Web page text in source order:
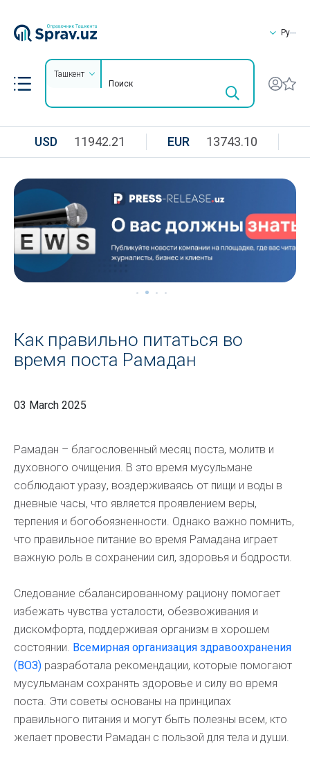
Ру
Ташкент
USD 11942.21 EUR 13743.10
Как правильно питаться во
время поста Рамадан
03 March 2025
Рамадан – благословенный месяц поста, молитв и
духовного очищения. В это время мусульмане
соблюдают уразу, воздерживаясь от пищи и воды в
дневные часы, что является проявлением веры,
терпения и богобоязненности. Однако важно помнить,
что правильное питание во время Рамадана играет
важную роль в сохранении сил, здоровья и бодрости.
Следование сбалансированному рациону помогает
избежать чувства усталости, обезвоживания и
дискомфорта, поддерживая организм в хорошем
состоянии. Всемирная организация здравоохранения
(ВОЗ) разработала рекомендации, которые помогают
мусульманам сохранять здоровье и силу во время
поста. Эти советы основаны на принципах
правильного питания и могут быть полезны всем, кто
желает провести Рамадан с пользой для тела и души.